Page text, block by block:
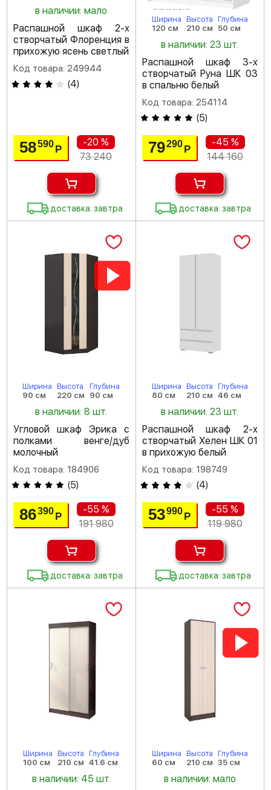
в наличии: мало
Распашной шкаф 2-х
створчатый Флоренция в
прихожую ясень светлый
Код товара: 249944
(4)
58590 Р
-20 %
73 240
доставка: завтра
Ширина
120 см
Высота
210 см
Глубина
50 см
в наличии: 23 шт.
Распашной шкаф 3-х
створчатый Руна ШК 03
в спальню белый
Код товара: 254114
(5)
79290 Р
-45 %
144 160
доставка: завтра
Ширина
90 см
Высота
220 см
Глубина
90 см
в наличии: 8 шт.
Угловой шкаф Эрика с
полками венге/дуб
молочный
Код товара: 184906
(5)
86390 Р
-55 %
191 980
доставка: завтра
Ширина
80 см
Высота
210 см
Глубина
46 см
в наличии: 23 шт.
Распашной шкаф 2-х
створчатый Хелен ШК 01
в прихожую белый
Код товара: 198749
(4)
53990 Р
-55 %
119 980
доставка: завтра
Ширина
100 см
Высота
210 см
Глубина
41.6 см
в наличии: 45 шт.
Ширина
60 см
Высота
210 см
Глубина
35 см
в наличии: мало